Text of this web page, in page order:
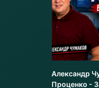
Александр
Проценко -